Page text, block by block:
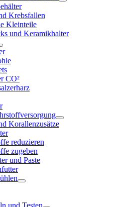
Krebsfallen
Kleinteile
und Keramikhalter
CO²
Korallenzusätze
reduzieren
zugeben
und Paste
und Testen